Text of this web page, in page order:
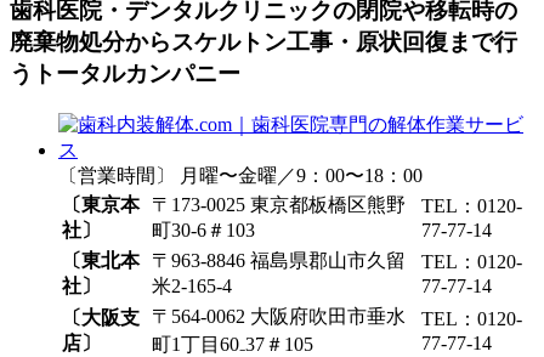
歯科医院・デンタルクリニックの閉院や移転時の
廃棄物処分からスケルトン工事・原状回復まで行
うトータルカンパニー
〔営業時間〕 月曜〜金曜／9：00〜18：00
〔東京本
社〕
〒173-0025 東京都板橋区熊野
町30-6＃103
TEL：0120-
77-77-14
〔東北本
社〕
〒963-8846 福島県郡山市久留
米2-165-4
TEL：0120-
77-77-14
〔大阪支
店〕
〒564-0062 大阪府吹田市垂水
町1丁目60₋37＃105
TEL：0120-
77-77-14